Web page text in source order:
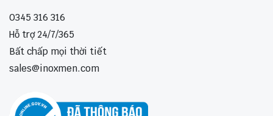
0345 316 316
Hỗ trợ 24/7/365
Bất chấp mọi thời tiết
sales@inoxmen.com